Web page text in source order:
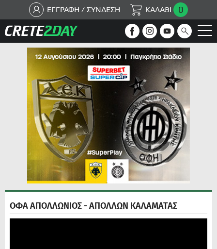
ΕΓΓΡΑΦΗ / ΣΥΝΔΕΣΗ ΚΑΛΑΘΙ 0
ΟΦΑ ΑΠΟΛΛΩΝΙΟΣ - ΑΠΟΛΛΩΝ ΚΑΛΑΜΑΤΑΣ